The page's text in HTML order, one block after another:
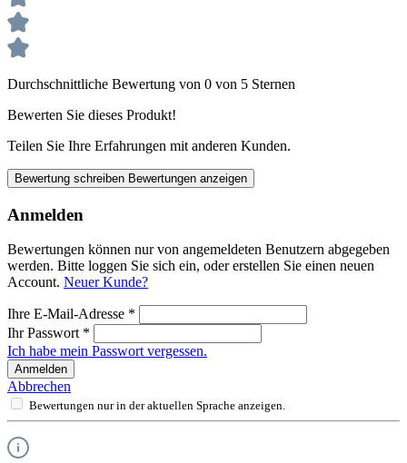
Durchschnittliche Bewertung von 0 von 5 Sternen
Bewerten Sie dieses Produkt!
Teilen Sie Ihre Erfahrungen mit anderen Kunden.
Bewertung schreiben Bewertungen anzeigen
Anmelden
Bewertungen können nur von angemeldeten Benutzern abgegeben
werden. Bitte loggen Sie sich ein, oder erstellen Sie einen neuen
Account. Neuer Kunde?
Ihre E-Mail-Adresse *
Ihr Passwort *
Ich habe mein Passwort vergessen.
Anmelden
Abbrechen
Bewertungen nur in der aktuellen Sprache anzeigen.